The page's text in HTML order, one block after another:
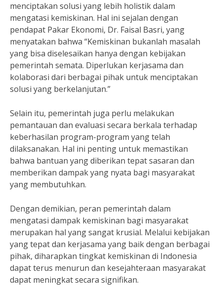
menciptakan solusi yang lebih holistik dalam
mengatasi kemiskinan. Hal ini sejalan dengan
pendapat Pakar Ekonomi, Dr. Faisal Basri, yang
menyatakan bahwa “Kemiskinan bukanlah masalah
yang bisa diselesaikan hanya dengan kebijakan
pemerintah semata. Diperlukan kerjasama dan
kolaborasi dari berbagai pihak untuk menciptakan
solusi yang berkelanjutan.”
Selain itu, pemerintah juga perlu melakukan
pemantauan dan evaluasi secara berkala terhadap
keberhasilan program-program yang telah
dilaksanakan. Hal ini penting untuk memastikan
bahwa bantuan yang diberikan tepat sasaran dan
memberikan dampak yang nyata bagi masyarakat
yang membutuhkan.
Dengan demikian, peran pemerintah dalam
mengatasi dampak kemiskinan bagi masyarakat
merupakan hal yang sangat krusial. Melalui kebijakan
yang tepat dan kerjasama yang baik dengan berbagai
pihak, diharapkan tingkat kemiskinan di Indonesia
dapat terus menurun dan kesejahteraan masyarakat
dapat meningkat secara signifikan.